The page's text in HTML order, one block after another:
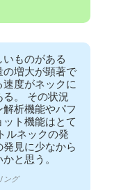
ものがある
の増大が顕著で
度がネックに
。 その状況
析機能やパフ
ト機能はとて
ルネックの発
見に少なから
と思う。
ング